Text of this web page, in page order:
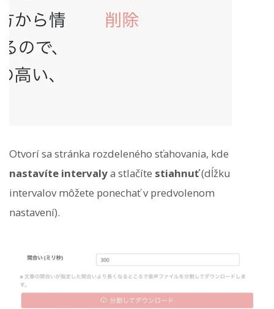
Otvorí sa stránka rozdeleného sťahovania, kde
nastavíte intervalya stlačíte stiahnuť(dĺžku
intervalov môžete ponechať v predvolenom
nastavení).